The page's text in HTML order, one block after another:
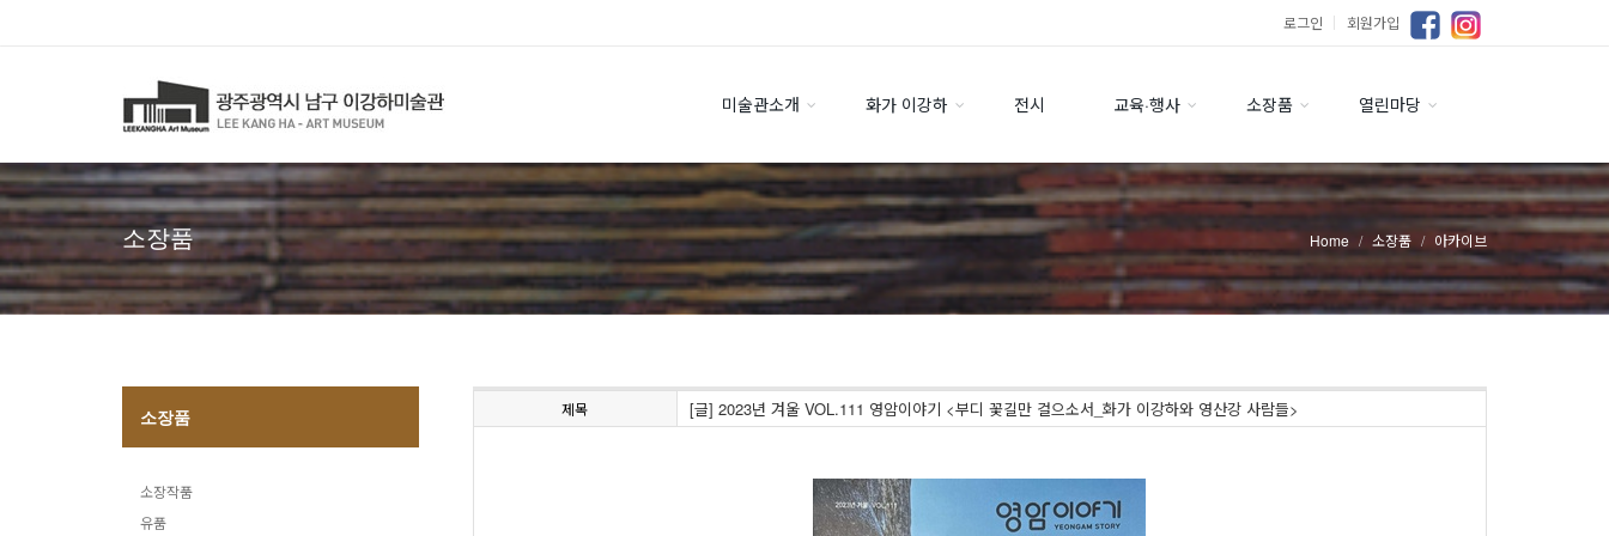
로그인 ｜ 회원가입
미술관소개 화가 이강하 전시 교육·행사 소장품 열린마당
소장품 Home 소장품 아카이브
제목 [글] 2023년 겨울 VOL.111 영암이야기 <부디 꽃길만 걸으소서_화가 이강하와 영산강 사람들>
소장품
소장작품
유품